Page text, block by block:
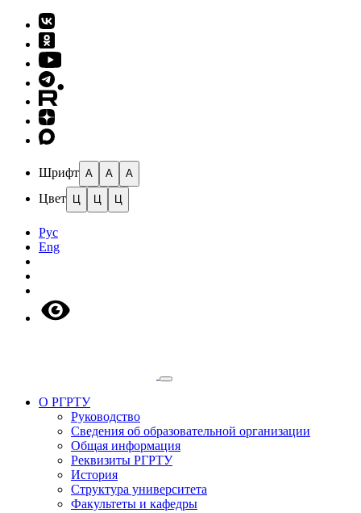
Шрифт A A A
Цвет Ц Ц Ц
Рус
Eng
О РГРТУ
Руководство
Сведения об образовательной организации
Общая информация
Реквизиты РГРТУ
История
Структура университета
Факультеты и кафедры